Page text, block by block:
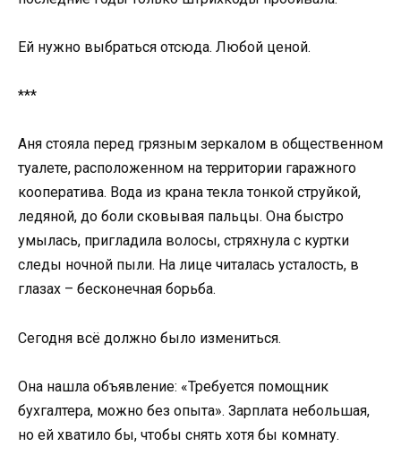
Ей нужно выбраться отсюда. Любой ценой.
***
Аня стояла перед грязным зеркалом в общественном
туалете, расположенном на территории гаражного
кооператива. Вода из крана текла тонкой струйкой,
ледяной, до боли сковывая пальцы. Она быстро
умылась, пригладила волосы, стряхнула с куртки
следы ночной пыли. На лице читалась усталость, в
глазах – бесконечная борьба.
Сегодня всё должно было измениться.
Она нашла объявление: «Требуется помощник
бухгалтера, можно без опыта». Зарплата небольшая,
но ей хватило бы, чтобы снять хотя бы комнату.